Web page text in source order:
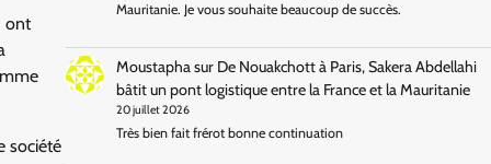
ont
société
Mauritanie. Je vous souhaite beaucoup de succès.
Moustaphasur De Nouakchott à Paris, Sakera Abdellahi
bâtit un pont logistique entre la France et la Mauritanie
20 juillet 2026
Très bien fait frérot bonne continuation